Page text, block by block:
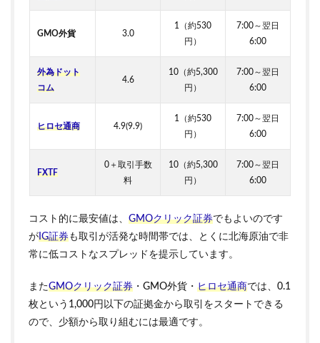
GMO外貨 3.0
1（約530
円）
7:00～翌日
6:00
外為ドット
コム
4.6
10（約5,300
円）
7:00～翌日
6:00
ヒロセ通商 4.9(9.9)
1（約530
円）
7:00～翌日
6:00
FXTF
0＋取引手数
料
10（約5,300
円）
7:00～翌日
6:00
コスト的に最安値は、 GMOクリック証券でもよいのです
がIG証券も取引が活発な時間帯では、とくに北海原油で非
常に低コストなスプレッドを提示しています。
またGMOクリック証券 ・GMO外貨・ ヒロセ通商では、0.1
枚という1,000円以下の証拠金から取引をスタートできる
ので、少額から取り組むには最適です。